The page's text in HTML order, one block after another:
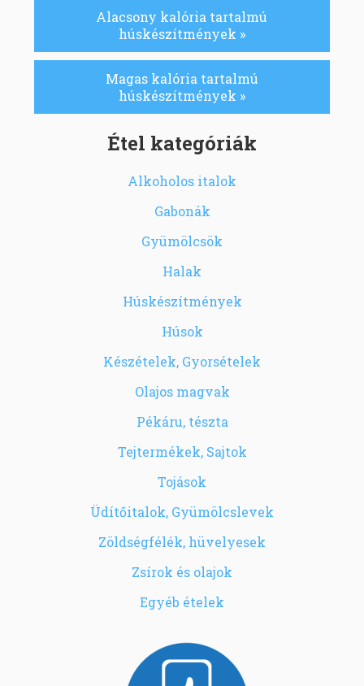
Alacsony kalória tartalmú
húskészítmények »
Magas kalória tartalmú
húskészítmények »
Étel kategóriák
Alkoholos italok
Gabonák
Gyümölcsök
Halak
Húskészítmények
Húsok
Készételek, Gyorsételek
Olajos magvak
Pékáru, tészta
Tejtermékek, Sajtok
Tojások
Üdítőitalok, Gyümölcslevek
Zöldségfélék, hüvelyesek
Zsírok és olajok
Egyéb ételek